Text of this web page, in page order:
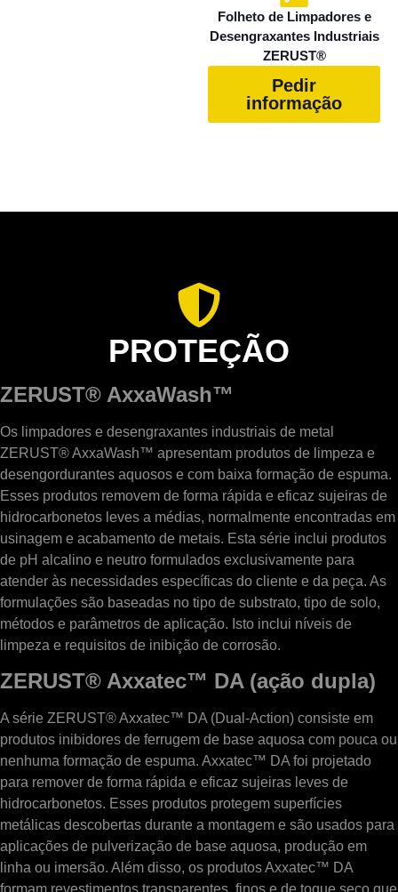
Folheto de Limpadores e
Desengraxantes Industriais
ZERUST®
Pedir
informação
PROTEÇÃO
ZERUST® AxxaWash™
Os limpadores e desengraxantes industriais de metal
ZERUST® AxxaWash™ apresentam produtos de limpeza e
desengordurantes aquosos e com baixa formação de espuma.
Esses produtos removem de forma rápida e eficaz sujeiras de
hidrocarbonetos leves a médias, normalmente encontradas em
usinagem e acabamento de metais. Esta série inclui produtos
de pH alcalino e neutro formulados exclusivamente para
atender às necessidades específicas do cliente e da peça. As
formulações são baseadas no tipo de substrato, tipo de solo,
métodos e parâmetros de aplicação. Isto inclui níveis de
limpeza e requisitos de inibição de corrosão.
ZERUST® Axxatec™ DA (ação dupla)
A série ZERUST® Axxatec™ DA (Dual-Action) consiste em
produtos inibidores de ferrugem de base aquosa com pouca ou
nenhuma formação de espuma. Axxatec™ DA foi projetado
para remover de forma rápida e eficaz sujeiras leves de
hidrocarbonetos. Esses produtos protegem superfícies
metálicas descobertas durante a montagem e são usados ​​para
aplicações de pulverização de base aquosa, produção em
linha ou imersão. Além disso, os produtos Axxatec™ DA